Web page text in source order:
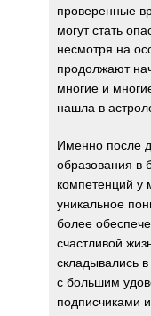
проверенные
могут стать
несмотря на
продолжают
многие и
нашла в
Именно после
образования в
компетенций у
уникальное
более
счастливой
складывались
с большим
подписчиками и